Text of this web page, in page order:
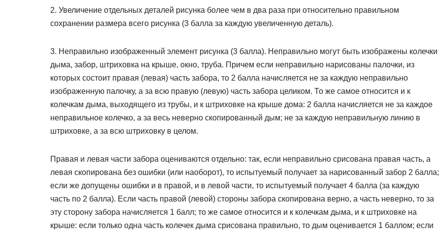
2. Увеличение отдельных деталей рисунка более чем в два раза при относительно правильном
сохранении размера всего рисунка (3 балла за каждую увеличенную деталь).
3. Неправильно изображенный элемент рисунка (3 балла). Неправильно могут быть изображены колечки
дыма, забор, штриховка на крыше, окно, труба. Причем если неправильно нарисованы палочки, из
которых состоит правая (левая) часть забора, то 2 балла начисляется не за каждую неправильно
изображенную палочку, а за всю правую (левую) часть забора целиком. То же самое относится и к
колечкам дыма, выходящего из трубы, и к штриховке на крыше дома: 2 балла начисляется не за каждое
неправильное колечко, а за весь неверно скопированный дым; не за каждую неправильную линию в
штриховке, а за всю штриховку в целом.
Правая и левая части забора оцениваются отдельно: так, если неправильно срисована правая часть, а
левая скопирована без ошибки (или наоборот), то испытуемый получает за нарисованный забор 2 балла;
если же допущены ошибки и в правой, и в левой части, то испытуемый получает 4 балла (за каждую
часть по 2 балла). Если часть правой (левой) стороны забора скопирована верно, а часть неверно, то за
эту сторону забора начисляется 1 балл; то же самое относится и к колечкам дыма, и к штриховке на
крыше: если только одна часть колечек дыма срисована правильно, то дым оценивается 1 баллом; если